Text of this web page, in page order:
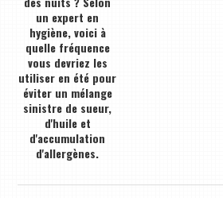
un expert en
hygiène, voici à
quelle fréquence
vous devriez les
utiliser en été pour
éviter un mélange
sinistre de sueur,
d'huile et
d'accumulation
d'allergènes.